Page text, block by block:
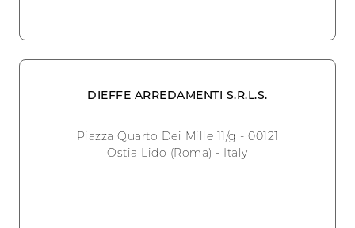
DIEFFE ARREDAMENTI S.R.L.S.
Piazza Quarto Dei Mille 11/g - 00121
Ostia Lido (Roma) - Italy